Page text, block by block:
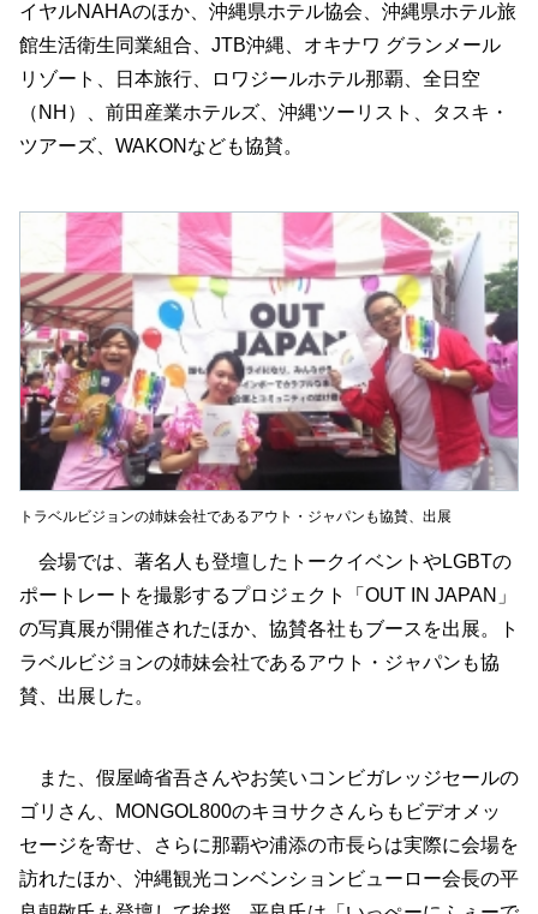
イヤルNAHAのほか、沖縄県ホテル協会、沖縄県ホテル旅
館生活衛生同業組合、JTB沖縄、オキナワ グランメール
リゾート、日本旅行、ロワジールホテル那覇、全日空
（NH）、前田産業ホテルズ、沖縄ツーリスト、タスキ・
ツアーズ、WAKONなども協賛。
トラベルビジョンの姉妹会社であるアウト・ジャパンも協賛、出展
会場では、著名人も登壇したトークイベントやLGBTの
ポートレートを撮影するプロジェクト「OUT IN JAPAN」
の写真展が開催されたほか、協賛各社もブースを出展。ト
ラベルビジョンの姉妹会社であるアウト・ジャパンも協
賛、出展した。
また、假屋崎省吾さんやお笑いコンビガレッジセールの
ゴリさん、MONGOL800のキヨサクさんらもビデオメッ
セージを寄せ、さらに那覇や浦添の市長らは実際に会場を
訪れたほか、沖縄観光コンベンションビューロー会長の平